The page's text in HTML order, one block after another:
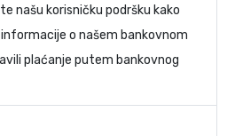
našu korisničku podršku kako
o našem bankovnom
plaćanje putem bankovnog